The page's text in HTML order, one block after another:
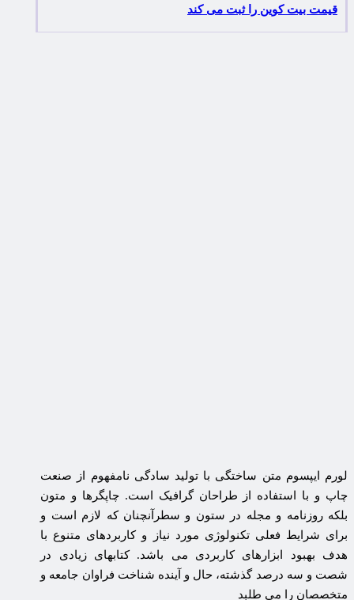
قیمت بیت کوین را ثبت می کند
لورم ایپسوم متن ساختگی با تولید سادگی نامفهوم از صنعت
چاپ و با استفاده از طراحان گرافیک است. چاپگرها و متون
بلکه روزنامه و مجله در ستون و سطرآنچنان که لازم است و
برای شرایط فعلی تکنولوژی مورد نیاز و کاربردهای متنوع با
هدف بهبود ابزارهای کاربردی می باشد. کتابهای زیادی در
شصت و سه درصد گذشته، حال و آینده شناخت فراوان جامعه و
متخصصان را می طلبد